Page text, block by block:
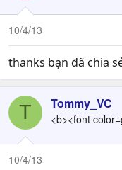
10/4/13
thanks bạn đã chia
T Tommy_VC
<b><font
10/4/13